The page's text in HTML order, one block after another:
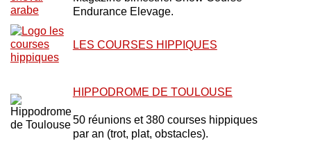
Endurance Elevage.
LES COURSES HIPPIQUES
HIPPODROME DE TOULOUSE
50 réunions et 380 courses hippiques
par an (trot, plat, obstacles).